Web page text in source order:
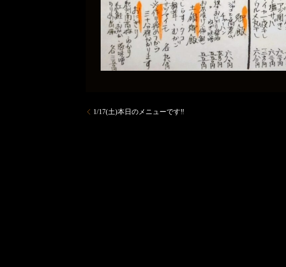
1/17(土)本日のメニューです‼️